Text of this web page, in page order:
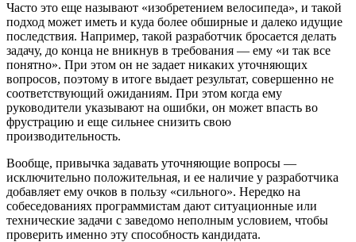
Часто это еще называют «изобретением велосипеда», и такой
подход может иметь и куда более обширные и далеко идущие
последствия. Например, такой разработчик бросается делать
задачу, до конца не вникнув в требования — ему «и так все
понятно». При этом он не задает никаких уточняющих
вопросов, поэтому в итоге выдает результат, совершенно не
соответствующий ожиданиям. При этом когда ему
руководители указывают на ошибки, он может впасть во
фрустрацию и еще сильнее снизить свою
производительность.
Вообще, привычка задавать уточняющие вопросы —
исключительно положительная, и ее наличие у разработчика
добавляет ему очков в пользу «сильного». Нередко на
собеседованиях программистам дают ситуационные или
технические задачи с заведомо неполным условием, чтобы
проверить именно эту способность кандидата.